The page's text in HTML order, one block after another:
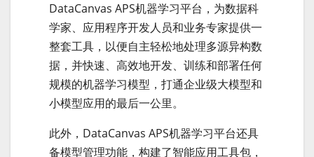
DataCanvas APS机器学习平台，为数据科
学家、应用程序开发人员和业务专家提供一
整套工具，以便自主轻松地处理多源异构数
据，并快速、高效地开发、训练和部署任何
规模的机器学习模型，打通企业级大模型和
小模型应用的最后一公里。
此外，DataCanvas APS机器学习平台还具
备模型管理功能，构建了智能应用工具包，